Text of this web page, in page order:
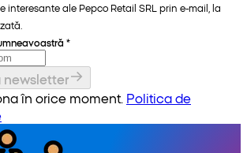
interesante ale Pepco Retail SRL prin e-mail, la
*
newsletter
în orice moment. Politica de